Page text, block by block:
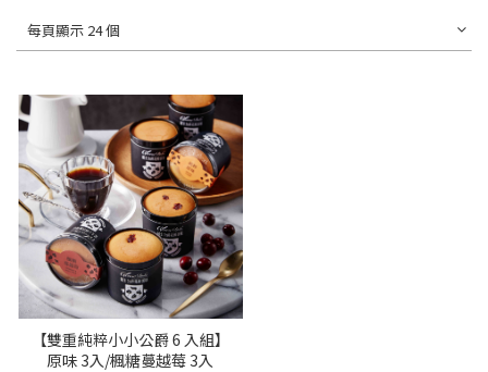
每頁顯示 24 個
【雙重純粹小小公爵 6 入組】
原味 3入/楓糖蔓越莓 3入